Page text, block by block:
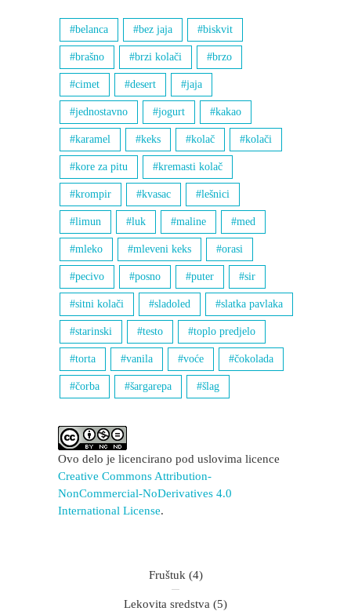
belanca bez jaja biskvit
brašno brzi kolači brzo
cimet desert jaja
jednostavno jogurt kakao
karamel keks kolač kolači
kore za pitu kremasti kolač
krompir kvasac lešnici
limun luk maline med
mleko mleveni keks orasi
pecivo posno puter sir
sitni kolači sladoled slatka pavlaka
starinski testo toplo predjelo
torta vanila voće čokolada
čorba šargarepa šlag
Ovo delo je licencirano pod uslovima licence
Creative Commons Attribution-
NonCommercial-NoDerivatives 4.0
International License.
Fruštuk (4)
Lekovita sredstva (5)